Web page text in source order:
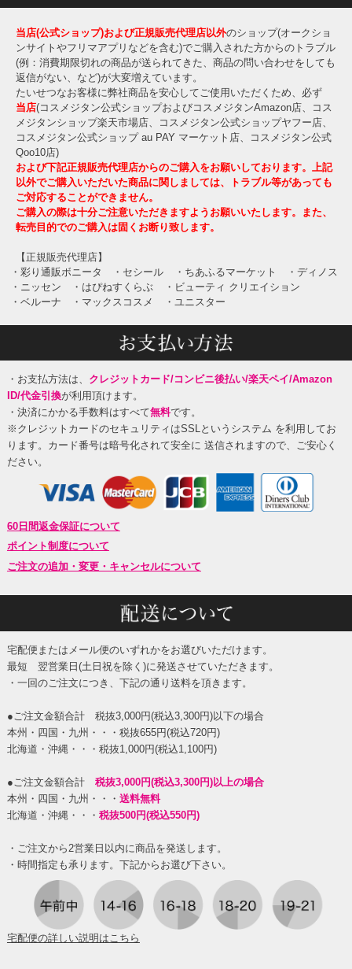
当店(公式ショップ)および正規販売代理店以外のショップ(オークショ
ンサイトやフリマアプリなどを含む)でご購入された方からのトラブル
(例：消費期限切れの商品が送られてきた、商品の問い合わせをしても
返信がない、など)が大変増えています。
たいせつなお客様に弊社商品を安心してご使用いただくため、必ず
当店(コスメジタン公式ショップおよびコスメジタンAmazon店、コス
メジタンショップ楽天市場店、コスメジタン公式ショップヤフー店、
コスメジタン公式ショップ au PAY マーケット店、コスメジタン公式
Qoo10店)
および下記正規販売代理店からのご購入をお願いしております。上記
以外でご購入いただいた商品に関しましては、トラブル等があっても
ご対応することができません。
ご購入の際は十分ご注意いただきますようお願いいたします。また、
転売目的でのご購入は固くお断り致します。
【正規販売代理店】
・彩り通販ボニータ
・セシール ・ちあふるマーケット
・ディノス
・ニッセン
・はぴねすくらぶ
・ビューティ クリエイション
・ベルーナ
・マックスコスメ ・ユニスター
・お支払方法は、 クレジットカード/コンビニ後払い/楽天ペイ/Amazon
ID/代金引換が利用頂けます。
・決済にかかる手数料はすべて無料です。
※クレジットカードのセキュリティはSSLというシステム を利用してお
ります。カード番号は暗号化されて安全に 送信されますので、ご安心く
ださい。
60日間返金保証について
ポイント制度について
ご注文の追加・変更・キャンセルについて
宅配便またはメール便のいずれかをお選びいただけます。
最短 翌営業日(土日祝を除く)に発送させていただきます。
・一回のご注文につき、下記の通り送料を頂きます。
●ご注文金額合計 税抜3,000円(税込3,300円)以下の場合
本州・四国・九州・・・税抜655円(税込720円)
北海道・沖縄・・・税抜1,000円(税込1,100円)
●ご注文金額合計 税抜3,000円(税込3,300円)以上の場合
本州・四国・九州・・・ 送料無料
北海道・沖縄・・・ 税抜500円(税込550円)
・ご注文から2営業日以内に商品を発送します。
・時間指定も承ります。下記からお選び下さい。
宅配便の詳しい説明はこちら